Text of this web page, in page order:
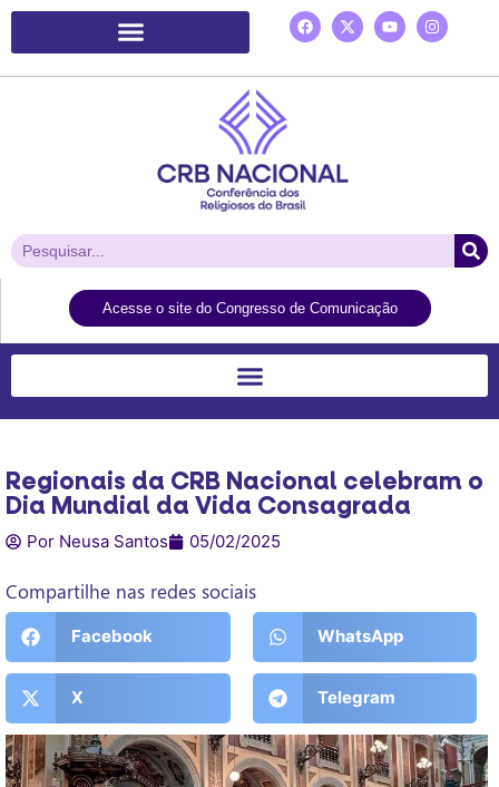
Acesse o site do Congresso de Comunicação
Regionais da CRB Nacional celebram o
Dia Mundial da Vida Consagrada
Por Neusa Santos 05/02/2025
Compartilhe nas redes sociais
Facebook WhatsApp
X Telegram